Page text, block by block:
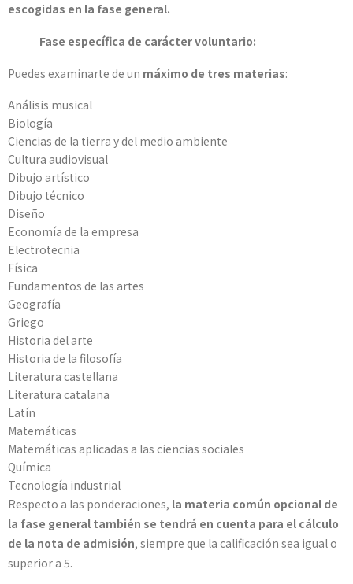
escogidas en la fase general.
Fase específica de carácter voluntario:
Puedes examinarte de un máximo de tres materias:
Análisis musical
Biología
Ciencias de la tierra y del medio ambiente
Cultura audiovisual
Dibujo artístico
Dibujo técnico
Diseño
Economía de la empresa
Electrotecnia
Física
Fundamentos de las artes
Geografía
Griego
Historia del arte
Historia de la filosofía
Literatura castellana
Literatura catalana
Latín
Matemáticas
Matemáticas aplicadas a las ciencias sociales
Química
Tecnología industrial
Respecto a las ponderaciones, la materia común opcional de
la fase general también se tendrá en cuenta para el cálculo
de la nota de admisión, siempre que la calificación sea igual o
superior a 5.